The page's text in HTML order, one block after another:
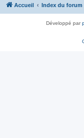
Accueil Index du forum
Développé par